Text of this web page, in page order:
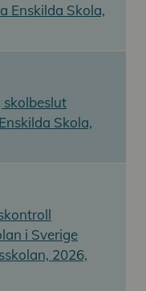
Enskilda Skola,
Skola,
i Sverige
2026,